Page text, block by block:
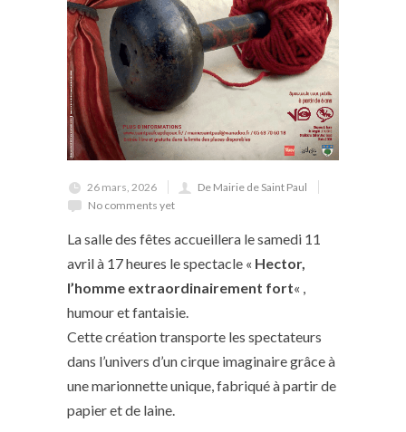
26 mars, 2026
De Mairie de Saint Paul
No comments yet
La salle des fêtes accueillera le samedi 11
avril à 17 heures le spectacle « Hector,
l’homme extraordinairement fort« ,
humour et fantaisie.
Cette création transporte les spectateurs
dans l’univers d’un cirque imaginaire grâce à
une marionnette unique, fabriqué à partir de
papier et de laine.